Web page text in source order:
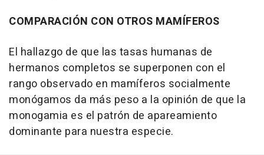
COMPARACIÓN CON OTROS MAMÍFEROS
El hallazgo de que las tasas humanas de
hermanos completos se superponen con el
rango observado en mamíferos socialmente
monógamos da más peso a la opinión de que la
monogamia es el patrón de apareamiento
dominante para nuestra especie.